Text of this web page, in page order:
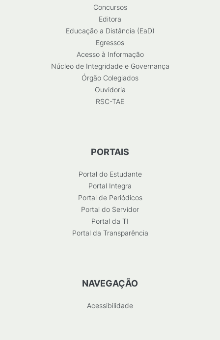
Concursos
Editora
Educação a Distância (EaD)
Egressos
Acesso à Informação
Núcleo de Integridade e Governança
Órgão Colegiados
Ouvidoria
RSC-TAE
PORTAIS
Portal do Estudante
Portal Integra
Portal de Periódicos
Portal do Servidor
Portal da TI
Portal da Transparência
NAVEGAÇÃO
Acessibilidade